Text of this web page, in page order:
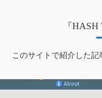
『
このサイトで紹介した